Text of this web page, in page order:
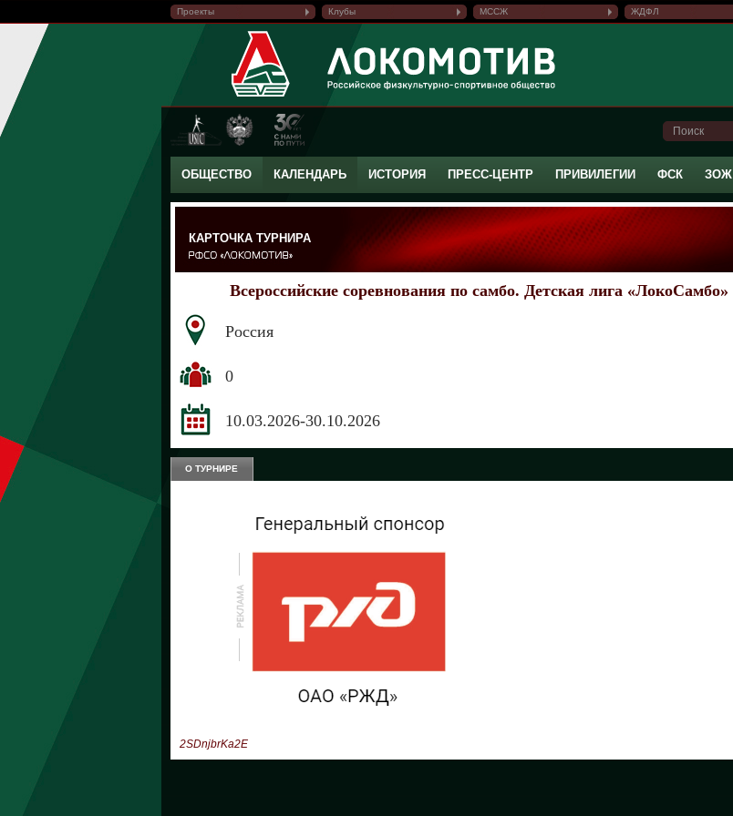
Проекты Клубы МССЖ ЖДФЛ
ОБЩЕСТВО КАЛЕНДАРЬ ИСТОРИЯ ПРЕСС-ЦЕНТР ПРИВИЛЕГИИ ФСК ЗОЖ
КАРТОЧКА ТУРНИРА
Всероссийские соревнования по самбо. Детская лига «ЛокоСамбо»
Россия
0
10.03.2026-30.10.2026
О ТУРНИРЕ
2SDnjbrKa2E